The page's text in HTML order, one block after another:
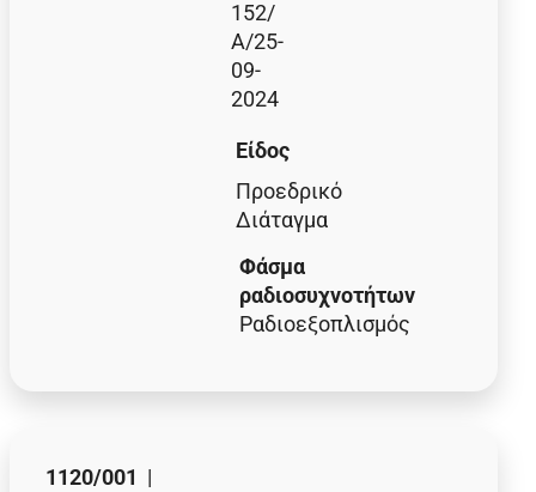
152/
Α/25-
09-
2024
Είδος
Προεδρικό
Διάταγμα
Φάσμα
ραδιοσυχνοτήτων
Ραδιοεξοπλισμός
1120/001 |